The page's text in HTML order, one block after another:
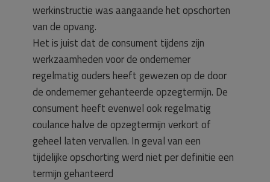
werkinstructie was aangaande het opschorten
van de opvang.
Het is juist dat de consument tijdens zijn
werkzaamheden voor de ondernemer
regelmatig ouders heeft gewezen op de door
de ondernemer gehanteerde opzegtermijn. De
consument heeft evenwel ook regelmatig
coulance halve de opzegtermijn verkort of
geheel laten vervallen. In geval van een
tijdelijke opschorting werd niet per definitie een
termijn gehanteerd